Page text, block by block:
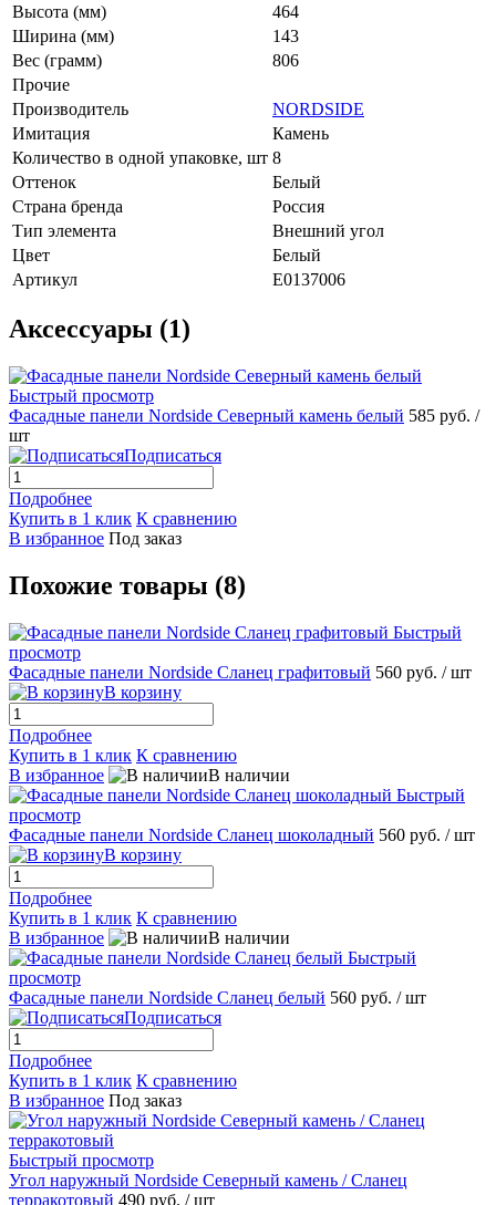
Высота (мм)
464
Ширина (мм)
143
Вес (грамм)
806
Прочие
Производитель
NORDSIDE
Имитация
Камень
Количество в одной упаковке, шт 8
Оттенок
Белый
Страна бренда
Россия
Тип элемента
Внешний угол
Цвет
Белый
Артикул
E0137006
Аксессуары (1)
Быстрый просмотр
Фасадные панели Nordside Северный камень белый 585 руб. /
шт
Подписаться
Подробнее
Купить в 1 клик К сравнению
В избранное Под заказ
Похожие товары (8)
Быстрый
просмотр
Фасадные панели Nordside Сланец графитовый 560 руб. / шт
В корзину
Подробнее
Купить в 1 клик К сравнению
В избранное
В наличии
Быстрый
просмотр
Фасадные панели Nordside Сланец шоколадный 560 руб. / шт
В корзину
Подробнее
Купить в 1 клик К сравнению
В избранное
В наличии
Быстрый
просмотр
Фасадные панели Nordside Сланец белый 560 руб. / шт
Подписаться
Подробнее
Купить в 1 клик К сравнению
В избранное Под заказ
Быстрый просмотр
Угол наружный Nordside Северный камень / Сланец
терракотовый 490 руб. / шт